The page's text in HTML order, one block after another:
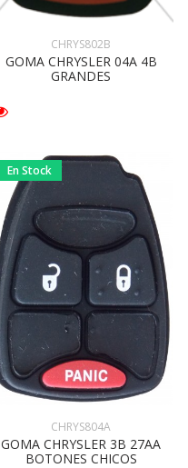
CHRYS802B
GOMA CHRYSLER 04A 4B
GRANDES
En Stock
CHRYS804A
GOMA CHRYSLER 3B 27AA
BOTONES CHICOS